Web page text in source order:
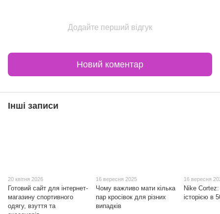
Додайте перший відгук
Новий коментар
Інші записи
20 квітня 2026
Готовий сайт для інтернет-
магазину спортивного
одягу, взуття та
16 вересня 2025
Чому важливо мати кілька
пар кросівок для різних
випадків
16 вересня
Nike Cortez:
історією в